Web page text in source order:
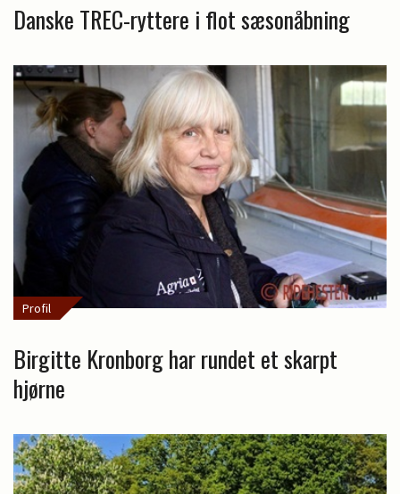
Danske TREC-ryttere i flot sæsonåbning
Profil
Birgitte Kronborg har rundet et skarpt
hjørne